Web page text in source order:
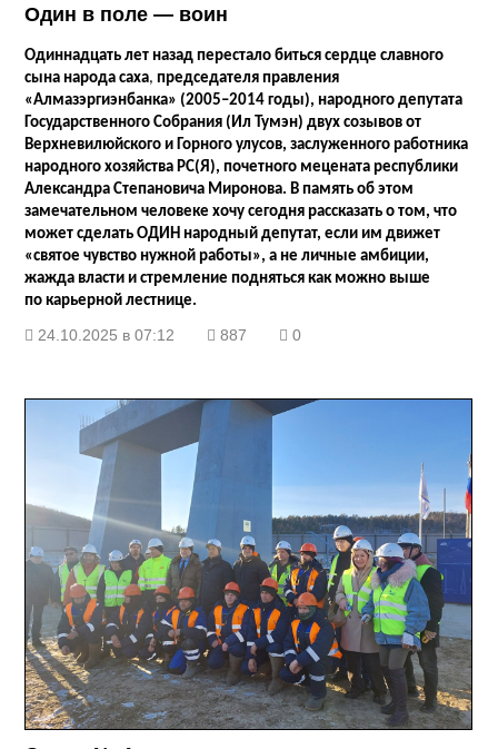
Один в поле — воин
Одиннадцатьлет назад перестало биться сердце славного
сына народа саха,председателя правления
«Алмазэргиэнбанка» (2005–2014 годы), народного депутата
Государственного Собрания (Ил Тумэн) двух созывов от
Верхневилюйского и Горного улусов, заслуженного работника
народного хозяйства РС(Я), почетного мецената республики
Александра Степановича Миронова. В память об этом
замечательном человеке хочу сегодня рассказать о том, что
может сделать ОДИН народный депутат, если им движет
«святое чувство нужной работы», а не личные амбиции,
жажда власти и стремление подняться как можно выше
по карьерной лестнице.
24.10.2025 в 07:12 887 0